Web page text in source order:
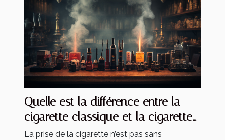
Quelle est la différence entre la
cigarette classique et la cigarette
électronique ?
La prise de la cigarette n’est pas sans